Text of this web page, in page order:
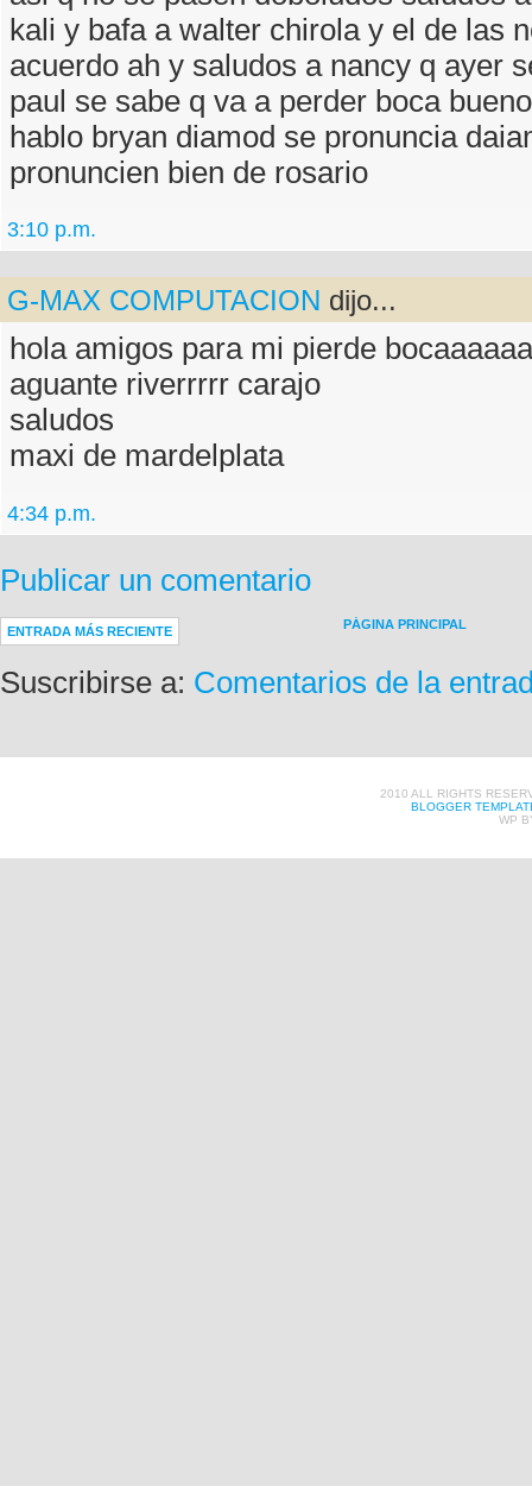
kali y bafa a walter chirola y el de las
acuerdo ah y saludos a nancy q ayer
paul se sabe q va a perder boca
hablo bryan diamod se pronuncia
pronuncien bien de rosario
3:10 p.m.
G-MAX COMPUTACION dijo...
hola amigos para mi pierde
aguante riverrrrr carajo
saludos
maxi de mardelplata
4:34 p.m.
Publicar un comentario
ENTRADA MÁS RECIENTE PÁGINA PRINCIPAL
Suscribirse a: Comentarios de la
2010 ALL RIGHTS
BLOGGER
WP